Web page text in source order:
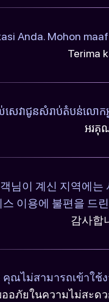
Anda. Mohon
Terima
សេវាជូនសំរាប់តំបន់លោ
អរគុ
님이 계신 지역에는
스 이용에 불편을 드
감사합
ณไม่สามารถเข้าใช้
อภัยในความไม่สะด